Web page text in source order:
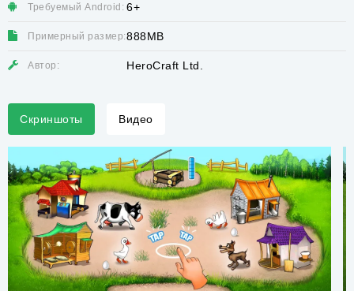
Требуемый Android: 6+
Примерный размер:888MB
Автор: HeroCraft Ltd.
Скриншоты Видео